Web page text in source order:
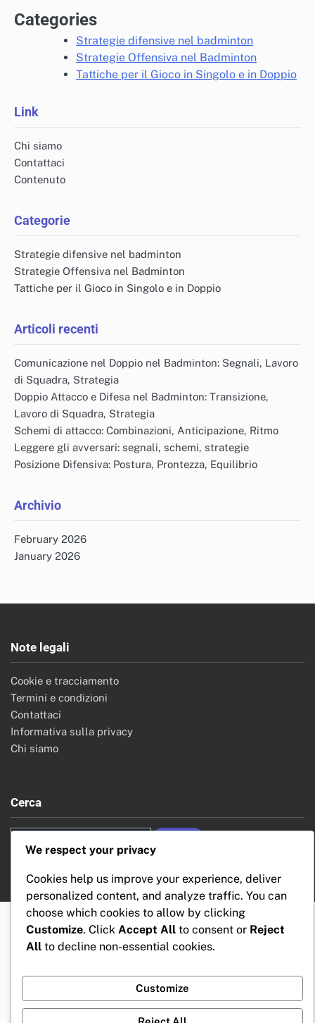
Categories
Strategie difensive nel badminton
Strategie Offensiva nel Badminton
Tattiche per il Gioco in Singolo e in Doppio
Link
Chi siamo
Contattaci
Contenuto
Categorie
Strategie difensive nel badminton
Strategie Offensiva nel Badminton
Tattiche per il Gioco in Singolo e in Doppio
Articoli recenti
Comunicazione nel Doppio nel Badminton: Segnali, Lavoro
di Squadra, Strategia
Doppio Attacco e Difesa nel Badminton: Transizione,
Lavoro di Squadra, Strategia
Schemi di attacco: Combinazioni, Anticipazione, Ritmo
Leggere gli avversari: segnali, schemi, strategie
Posizione Difensiva: Postura, Prontezza, Equilibrio
Archivio
February 2026
January 2026
Note legali
Cookie e tracciamento
Termini e condizioni
Contattaci
Informativa sulla privacy
Chi siamo
Cerca
Search
for:We respect your privacy
Cookies help us improve your experience, deliver
personalized content, and analyze traffic. You can
choose which cookies to allow by clicking
Customize. Click Accept All to consent or Reject
All to decline non-essential cookies.
Customize